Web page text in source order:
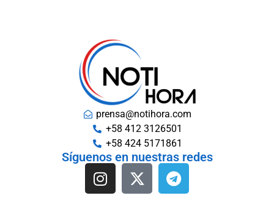
prensa@notihora.com
+58 412 3126501
+58 424 5171861
Síguenos en nuestras redes